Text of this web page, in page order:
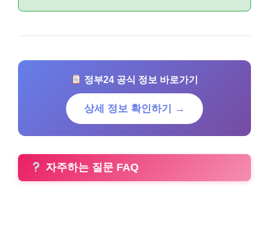
정부24 공식 정보 바로가기
상세 정보 확인하기 →
자주하는 질문 FAQ